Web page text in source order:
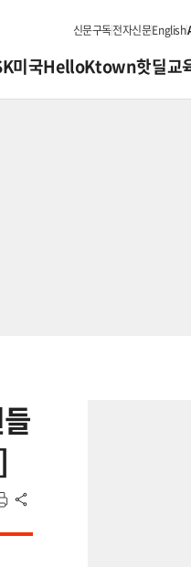
신문구독전자신문English
미국HelloKtown핫딜교